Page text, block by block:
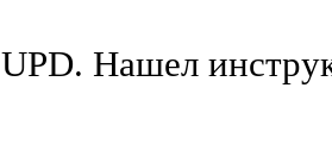
UPD. Нашел